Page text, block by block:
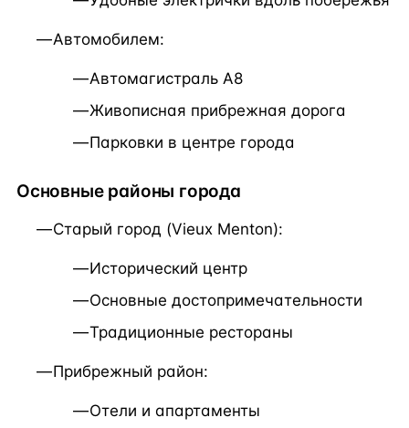
Автомобилем:
Автомагистраль A8
Живописная прибрежная дорога
Парковки в центре города
Основные районы города
Старый город (Vieux Menton):
Исторический центр
Основные достопримечательности
Традиционные рестораны
Прибрежный район:
Отели и апартаменты